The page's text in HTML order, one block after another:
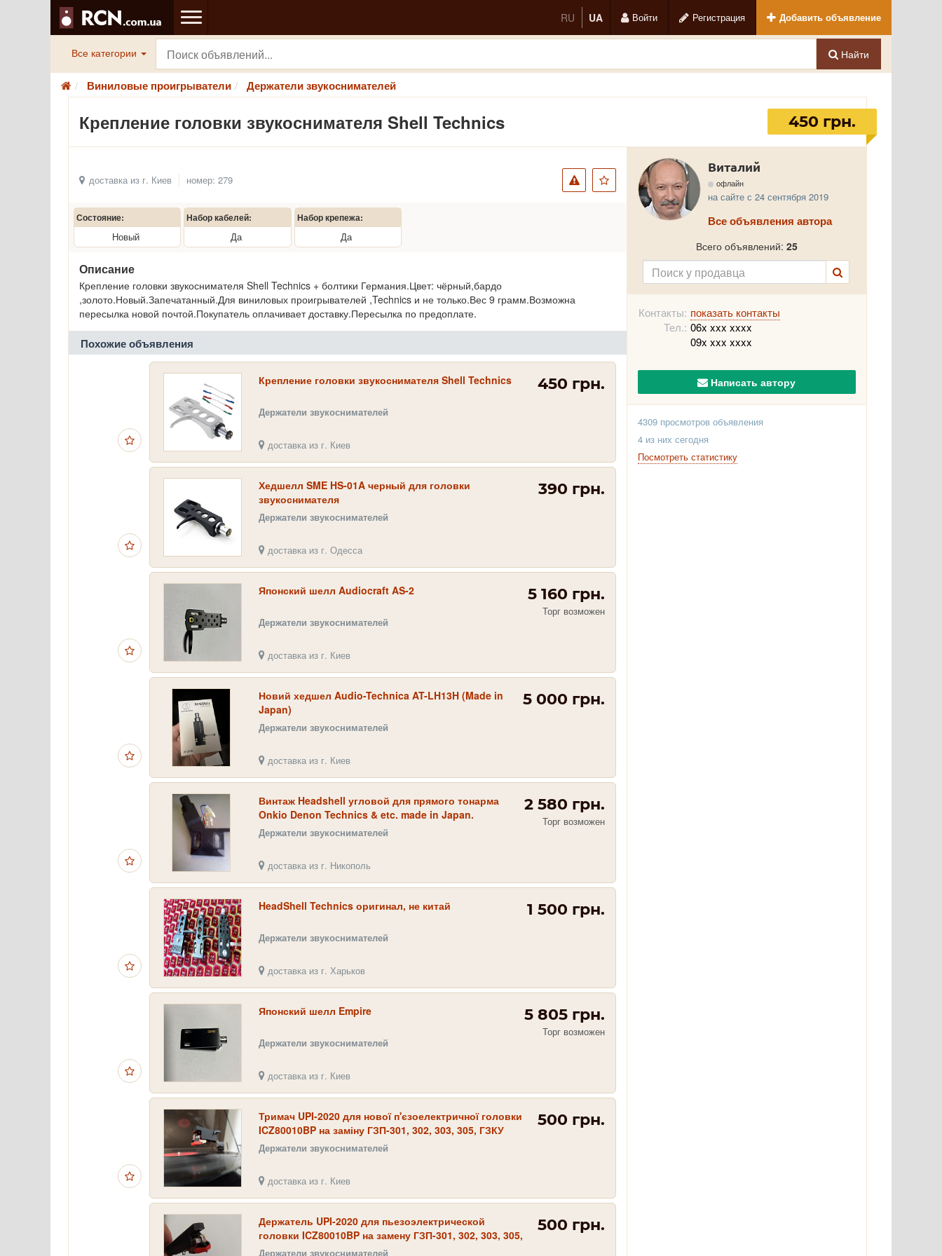
RU UA Войти Регистрация Добавить объявление
Все категории Найти
Виниловые проигрыватели Держатели звукоснимателей
Крепление головки звукоснимателя Shell Technics 450 грн.
доставка из г. Киев номер: 279
Состояние:
Новый
Набор кабелей:
Да
Набор крепежа:
Да
Описание
Крепление головки звукоснимателя Shell Technics + болтики Германия.Цвет: чёрный,бардо
,золото.Новый.Запечатанный.Для виниловых проигрывателей ,Technics и не только.Вес 9 грамм.Возможна
пересылка новой почтой.Покупатель оплачивает доставку.Пересылка по предоплате.
Похожие объявления
Крепление головки звукоснимателя Shell Technics
Держатели звукоснимателей
доставка из г. Киев
450 грн.
Хедшелл SME HS-01A черный для головки
звукоснимателя
Держатели звукоснимателей
доставка из г. Одесса
390 грн.
Японский шелл Audiocraft AS-2
Держатели звукоснимателей
доставка из г. Киев
5 160 грн.
Торг возможен
Новий хедшел Audio-Technica AT-LH13H (Made in
Japan)
Держатели звукоснимателей
доставка из г. Киев
5 000 грн.
Винтаж Headshell угловой для прямого тонарма
Onkio Denon Technics & etc. made in Japan.
Держатели звукоснимателей
доставка из г. Никополь
2 580 грн.
Торг возможен
HeadShell Technics оригинал, не китай
Держатели звукоснимателей
доставка из г. Харьков
1 500 грн.
Японский шелл Empire
Держатели звукоснимателей
доставка из г. Киев
5 805 грн.
Торг возможен
Тримач UPI-2020 для нової п'єзоелектричної головки
ICZ80010BP на заміну ГЗП-301, 302, 303, 305, ГЗКУ
Держатели звукоснимателей
доставка из г. Киев
500 грн.
Держатель UPI-2020 для пьезоэлектрической
головки ICZ80010BP на замену ГЗП-301, 302, 303, 305,
ГЗКУ-
Держатели звукоснимателей
500 грн.
Виталий
офлайн
на сайте с 24 сентября 2019
Все объявления автора
Всего объявлений: 25
Контакты: показать контакты
Тел.: 06x xxx xxxx
09x xxx xxxx
Написать автору
4309 просмотров объявления
4 из них сегодня
Посмотреть статистику